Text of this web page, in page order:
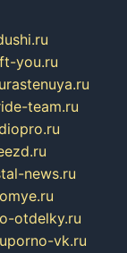
you.ru
rastenuya.ru
team.ru
news.ru
otdelky.ru
porno-vk.ru